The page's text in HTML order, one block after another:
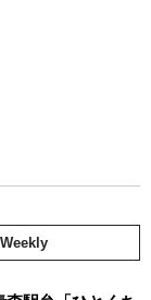
Weekly